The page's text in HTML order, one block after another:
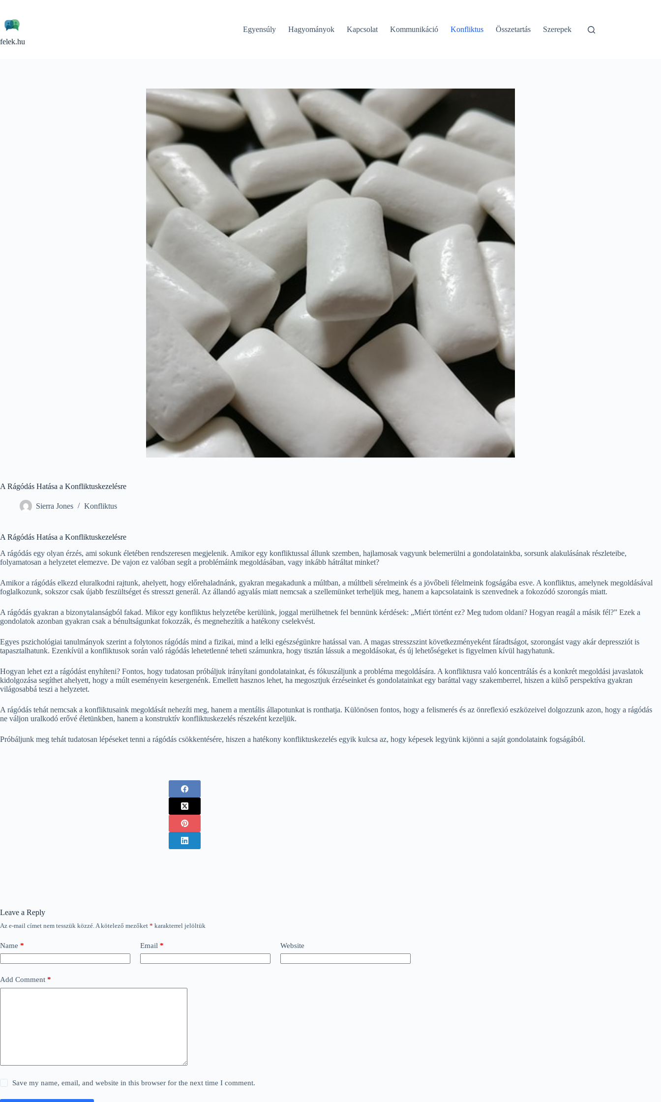
content
felek.hu
Egyensúly Hagyományok Kapcsolat Kommunikáció Konfliktus Összetartás Szerepek
A Rágódás Hatása a Konfliktuskezelésre
Sierra Jones Konfliktus
A Rágódás Hatása a Konfliktuskezelésre
A rágódás egy olyan érzés, ami sokunk életében rendszeresen megjelenik. Amikor egy konfliktussal állunk szemben, hajlamosak vagyunk belemerülni a gondolatainkba, sorsunk alakulásának részleteibe,
folyamatosan a helyzetet elemezve. De vajon ez valóban segít a problémáink megoldásában, vagy inkább hátráltat minket?
Amikor a rágódás elkezd eluralkodni rajtunk, ahelyett, hogy előrehaladnánk, gyakran megakadunk a múltban, a múltbeli sérelmeink és a jövőbeli félelmeink fogságába esve. A konfliktus, amelynek megoldásával
foglalkozunk, sokszor csak újabb feszültséget és stresszt generál. Az állandó agyalás miatt nemcsak a szellemünket terheljük meg, hanem a kapcsolataink is szenvednek a fokozódó szorongás miatt.
A rágódás gyakran a bizonytalanságból fakad. Mikor egy konfliktus helyzetébe kerülünk, joggal merülhetnek fel bennünk kérdések: „Miért történt ez? Meg tudom oldani? Hogyan reagál a másik fél?” Ezek a
gondolatok azonban gyakran csak a bénultságunkat fokozzák, és megnehezítik a hatékony cselekvést.
Egyes pszichológiai tanulmányok szerint a folytonos rágódás mind a fizikai, mind a lelki egészségünkre hatással van. A magas stresszszint következményeként fáradtságot, szorongást vagy akár depressziót is
tapasztalhatunk. Ezenkívül a konfliktusok során való rágódás lehetetlenné teheti számunkra, hogy tisztán lássuk a megoldásokat, és új lehetőségeket is figyelmen kívül hagyhatunk.
Hogyan lehet ezt a rágódást enyhíteni? Fontos, hogy tudatosan próbáljuk irányítani gondolatainkat, és fókuszáljunk a probléma megoldására. A konfliktusra való koncentrálás és a konkrét megoldási javaslatok
kidolgozása segíthet ahelyett, hogy a múlt eseményein kesergenénk. Emellett hasznos lehet, ha megosztjuk érzéseinket és gondolatainkat egy baráttal vagy szakemberrel, hiszen a külső perspektíva gyakran
világosabbá teszi a helyzetet.
A rágódás tehát nemcsak a konfliktusaink megoldását nehezíti meg, hanem a mentális állapotunkat is ronthatja. Különösen fontos, hogy a felismerés és az önreflexió eszközeivel dolgozzunk azon, hogy a rágódás
ne váljon uralkodó erővé életünkben, hanem a konstruktív konfliktuskezelés részeként kezeljük.
Próbáljunk meg tehát tudatosan lépéseket tenni a rágódás csökkentésére, hiszen a hatékony konfliktuskezelés egyik kulcsa az, hogy képesek legyünk kijönni a saját gondolataink fogságából.
Leave a Reply
Az e-mail címet nem tesszük közzé. A kötelező mezőket * karakterrel jelöltük
Name * Email * Website
Add Comment *
Save my name, email, and website in this browser for the next time I comment.